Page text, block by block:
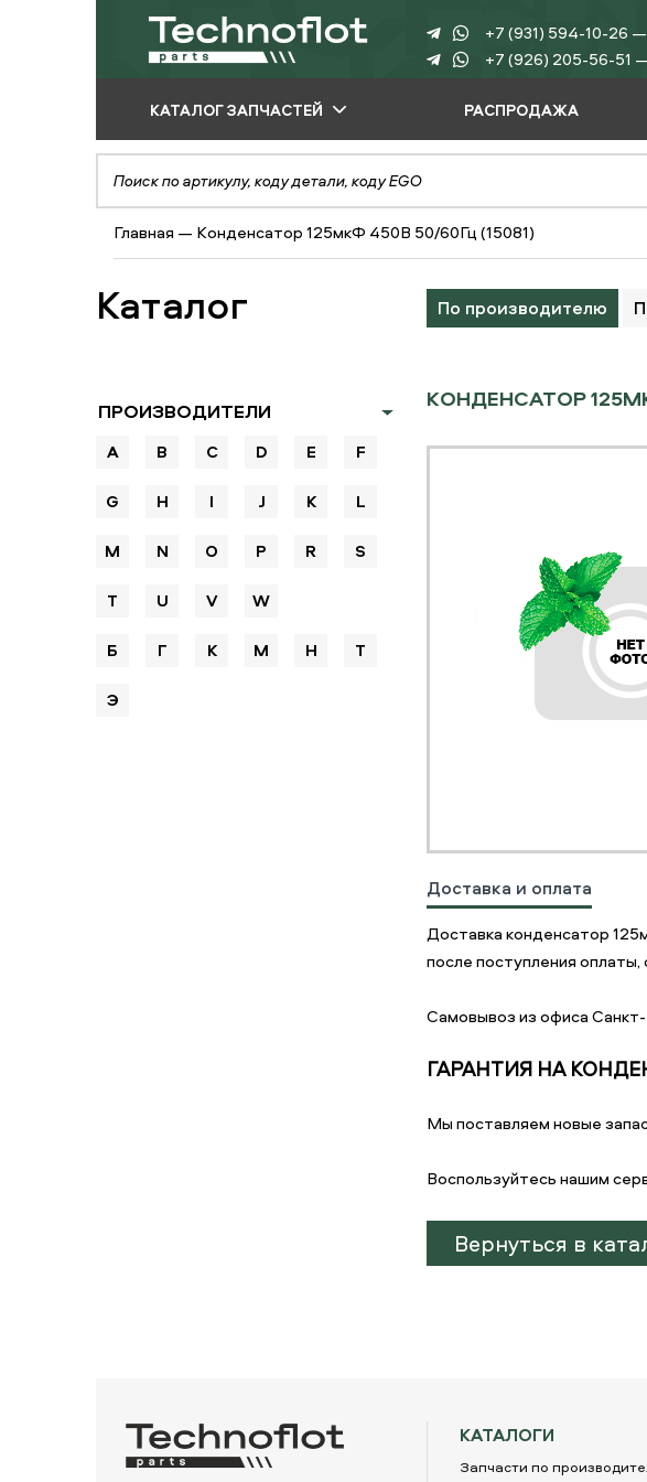
+7 (931) 594-10-26
+7 (926) 205-56-51
КАТАЛОГ ЗАПЧАСТЕЙ
ПО ПРОИЗВОДИТЕЛЮ
ПО ВИДУ
ОБОРУДОВАНИЯ
ПО ТИПУ ЗАПЧАСТЕЙ
РАСПРОДАЖА
Главная — Конденсатор 125мкФ 450В 50/60Гц (15081)
Каталог По производителю
ПРОИЗВОДИТЕЛИ
A B C D E F
G H I J K L
M N O P R S
T U V W
Б Г К М Н Т
Э
КОНДЕНСАТОР
Доставка и оплата
Доставка конденсатор
после поступления
Самовывоз из офиса
ГАРАНТИЯ НА
Мы поставляем новые
Воспользуйтесь нашим
Вернуться в
КАТАЛОГИ
Запчасти по